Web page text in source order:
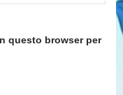
questo browser per